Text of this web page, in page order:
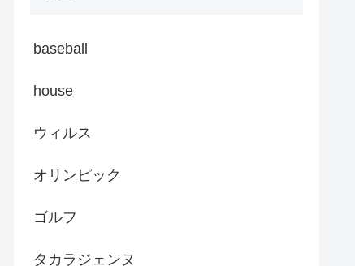
baseball
house
ウィルス
オリンピック
ゴルフ
タカラジェンヌ